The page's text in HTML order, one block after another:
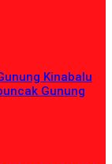
Kinabalu
Gunung